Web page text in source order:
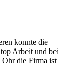
konnte die
Arbeit und bei
Ohr die Firma ist